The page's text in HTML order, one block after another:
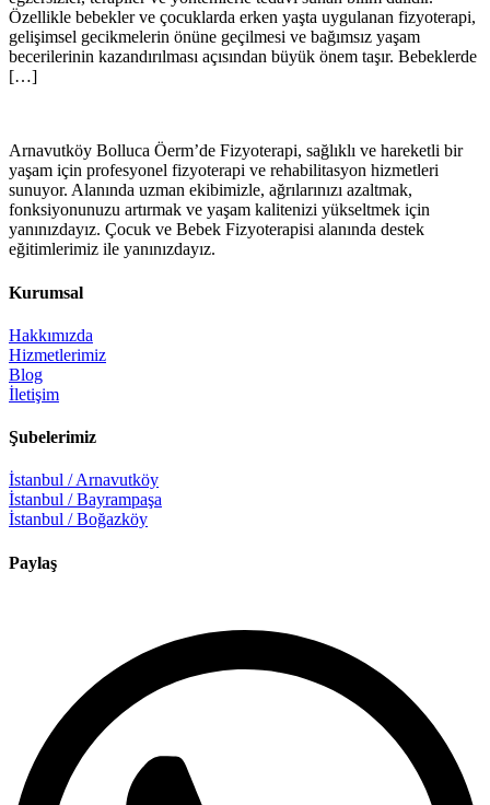
Özellikle bebekler ve çocuklarda erken yaşta uygulanan fizyoterapi,
gelişimsel gecikmelerin önüne geçilmesi ve bağımsız yaşam
becerilerinin kazandırılması açısından büyük önem taşır. Bebeklerde
[…]
Arnavutköy Bolluca Öerm’de Fizyoterapi, sağlıklı ve hareketli bir
yaşam için profesyonel fizyoterapi ve rehabilitasyon hizmetleri
sunuyor. Alanında uzman ekibimizle, ağrılarınızı azaltmak,
fonksiyonunuzu artırmak ve yaşam kalitenizi yükseltmek için
yanınızdayız. Çocuk ve Bebek Fizyoterapisi alanında destek
eğitimlerimiz ile yanınızdayız.
Kurumsal
Hakkımızda
Hizmetlerimiz
Blog
İletişim
Şubelerimiz
İstanbul / Arnavutköy
İstanbul / Bayrampaşa
İstanbul / Boğazköy
Paylaş